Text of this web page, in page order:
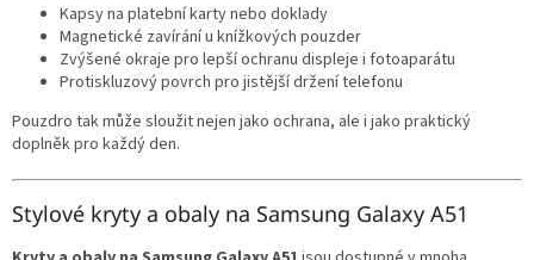
Kapsy na platební karty nebo doklady
Magnetické zavírání u knížkových pouzder
Zvýšené okraje pro lepší ochranu displeje i fotoaparátu
Protiskluzový povrch pro jistější držení telefonu
Pouzdro tak může sloužit nejen jako ochrana, ale i jako praktický
doplněk pro každý den.
Stylové kryty a obaly na Samsung Galaxy A51